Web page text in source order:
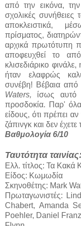
από την εικόνα, την
σχολικές
αποκλειστικά,
πρίσματος,
αρχικά πρωτότυπη
αποφευχθεί το
κλισεδιάρικο
ήταν ελαφρώς
συνέβη! Βέβαια από
Waters, ίσως αυτό
προσδοκία. Παρ' όλα
είδους, ότι πρέπει
ζάπινγκ και δεν
Βαθμολογία 6/10
Ταυτότητα ταινίας:
Ελλ. τίτλος: Τα Κακά
Είδος: Κωμωδία
Σκηνοθέτης: Mark
Πρωταγωνιστές:
Chabert, Amanda
Poehler, Daniel